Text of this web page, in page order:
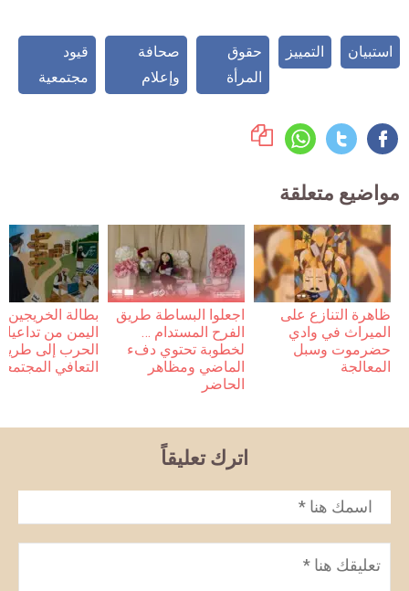
استبيان التمييز
حقوق
المرأة
صحافة
وإعلام
قيود
مجتمعية
مواضيع متعلقة
ظاهرة التنازع على
الميراث في وادي
حضرموت وسبل
المعالجة
اجعلوا البساطة طريق
الفرح المستدام …
لخطوبة تحتوي دفء
الماضي ومظاهر
الحاضر
بطالة
اليمن من
الحرب إلى
التعافي
اترك تعليقاً
الاسم *
تعليق